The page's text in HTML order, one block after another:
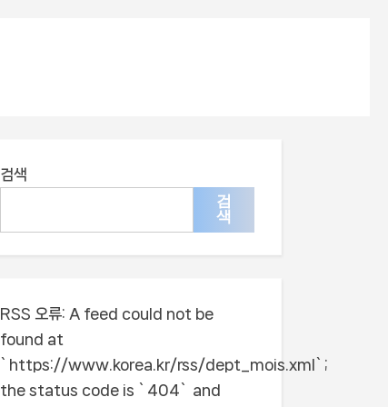
검색
검
색
RSS 오류: A feed could not be
found at
`https://www.korea.kr/rss/dept_mois.xml`;
the status code is `404` and